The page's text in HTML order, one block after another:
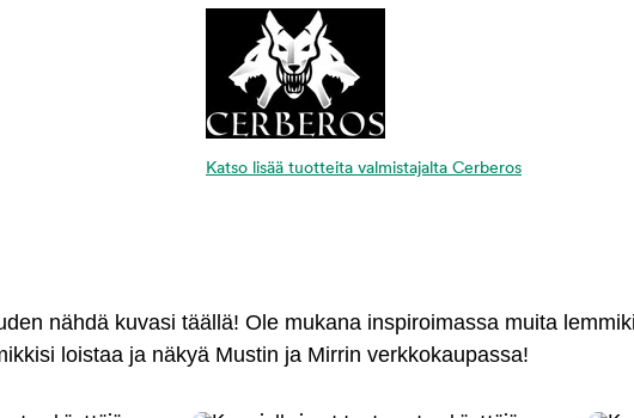
Katso lisää tuotteita valmistajalta Cerberos
nähdä kuvasi täällä! Ole mukana inspiroimassa muita
loistaa ja näkyä Mustin ja Mirrin verkkokaupassa!